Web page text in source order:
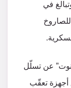
في
للصاروخ
عن تسلّل
أجهزة تعقّب